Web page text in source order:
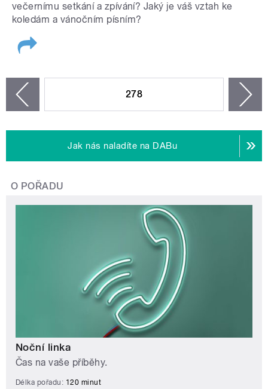
večernímu setkání a zpívání? Jaký je váš vztah ke
koledám a vánočním písním?
278
Jak nás naladíte na DABu
O POŘADU
Noční linka
Čas na vaše příběhy.
Délka pořadu: 120 minut